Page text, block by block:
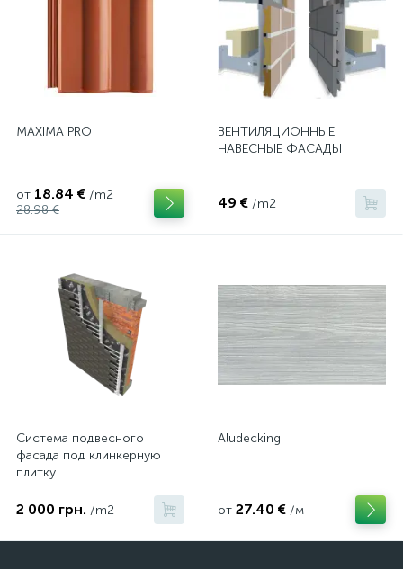
MAXIMA PRO
от 18.84 € /m2
28.98 €
ВЕНТИЛЯЦИОННЫЕ
НАВЕСНЫЕ ФАСАДЫ
49 € /m2
Система подвесного
фасада под клинкерную
плитку
2 000 грн. /m2
Aludecking
от 27.40 € /м